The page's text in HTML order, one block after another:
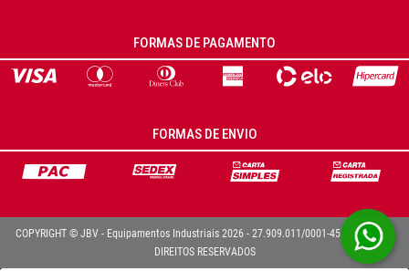
FORMAS DE PAGAMENTO
FORMAS DE ENVIO
COPYRIGHT © JBV - Equipamentos Industriais 2026 - 27.909.011/0001-45 - TODOS OS
DIREITOS RESERVADOS